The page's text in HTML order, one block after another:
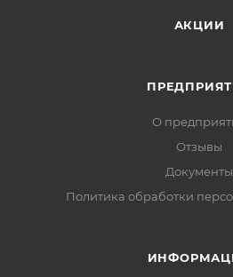
АКЦИИ
О
Отзывы
Документы
Политика обработки